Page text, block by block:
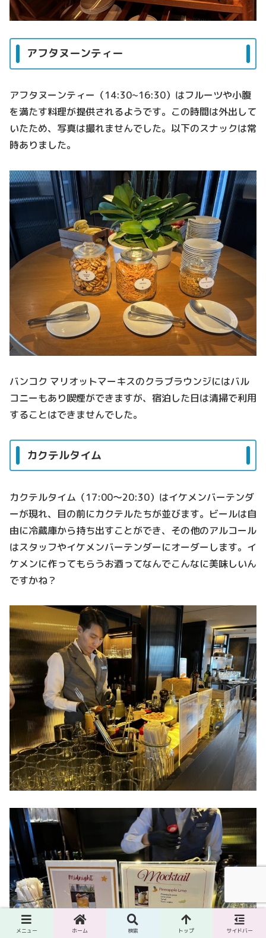
アフタヌーンティー
アフタヌーンティー（14:30~16:30）はフルーツや小腹
を満たす料理が提供されるようです。この時間は外出して
いたため、写真は撮れませんでした。以下のスナックは常
時ありました。
バンコク マリオットマーキスのクラブラウンジにはバル
コニーもあり喫煙ができますが、宿泊した日は清掃で利用
することはできませんでした。
カクテルタイム
カクテルタイム（17:00～20:30）はイケメンバーテンダ
ーが現れ、目の前にカクテルたちが並びます。ビールは自
由に冷蔵庫から持ち出すことができ、その他のアルコール
はスタッフやイケメンバーテンダーにオーダーします。イ
ケメンに作ってもらうお酒ってなんでこんなに美味しいん
ですかね？
メニュー ホーム 検索 トップ サイドバー